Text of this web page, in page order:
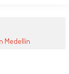
Medellín